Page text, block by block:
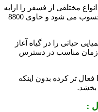
مختلفی از فسفر را ارایه
دهد، به همین دلیل منبع پتاسیم نیز محسوب می شود و حاوی 8800
حیاتی را در گیاه آغاز
زمان مناسب در دسترس
تر کرده بدون اینکه
بخشد.
: